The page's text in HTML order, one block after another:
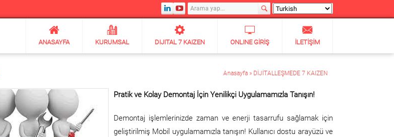
ANASAYFA KURUMSAL DIJITAL 7 KAIZEN ONLINE GIRIŞ İLETIŞIM
Anasayfa » DİJİTALLEŞMEDE 7 KAIZEN
Pratik ve Kolay Demontaj İçin Yenilikçi Uygulamamızla Tanışın!
Demontaj işlemlerinizde zaman ve enerji tasarrufu sağlamak için
geliştirilmiş Mobil uygulamamızla tanışın! Kullanıcı dostu arayüzü ve